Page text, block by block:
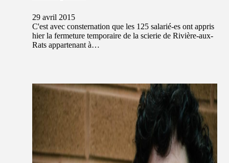
29 avril 2015
C'est avec consternation que les 125 salarié-es ont appris
hier la fermeture temporaire de la scierie de Rivière-aux-
Rats appartenant à…